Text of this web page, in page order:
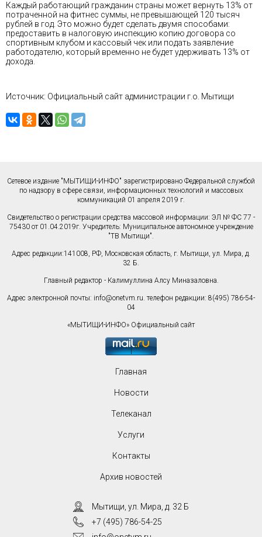
Каждый работающий гражданин страны может вернуть 13% от
потраченной на фитнес суммы, не превышающей 120 тысяч
рублей в год. Это можно будет сделать двумя способами:
предоставить в налоговую инспекцию копию договора со
спортивным клубом и кассовый чек или подать заявление
работодателю, который временно не будет удерживать 13% от
дохода.
Источник: Официальный сайт администрации г.о. Мытищи
Сетевое издание "МЫТИЩИ-ИНФО" зарегистрировано Федеральной службой
по надзору в сфере связи, информационных технологий и массовых
коммуникаций 01 апреля 2019 г.
Свидетельство о регистрации средства массовой информации: ЭЛ № ФС 77 -
75430 от 01.04.2019г. Учредитель: Муниципальное автономное учреждение
"ТВ Мытищи".
Адрес редакции:141008, РФ, Московская область, г. Мытищи, ул. Мира, д.
32 Б.
Главный редактор - Калимуллина Алсу Миназаловна.
Адрес электронной почты: info@onetvm.ru. телефон редакции: 8(495) 786-54-
04
«МЫТИЩИ-ИНФО» Официальный сайт
Главная
Новости
Телеканал
Услуги
Контакты
Архив новостей
Мытищи, ул. Мира, д. 32 Б
+7 (495) 786-54-25